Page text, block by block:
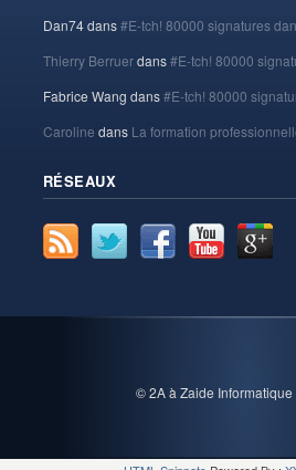
Dan74dans#E-tch! 80000 signatures
Thierry Berruerdans#E-tch! 80000
Fabrice Wang dans#E-tch! 80000
Caroline dans La formation
RÉSEAUX
© 2A à Zaide